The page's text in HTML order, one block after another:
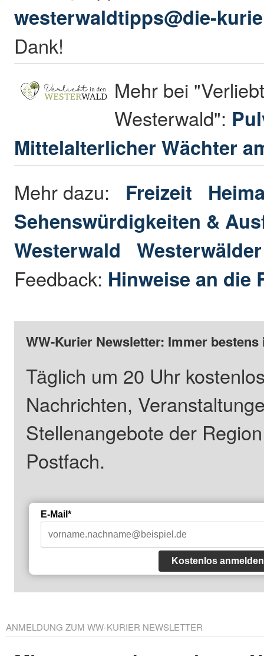
westerwaldtipps@die-
Dank!
Mehr bei
Westerwald":
Mittelalterlicher Wächter
Mehr dazu: Freizeit
Sehenswürdigkeiten &
Westerwald
Feedback: Hinweise an die
WW-Kurier Newsletter: Immer
Täglich um 20 Uhr
Nachrichten,
Stellenangebote der
Postfach.
E-Mail*
Kostenlos anmelden
ANMELDUNG ZUM WW-KURIER NEWSLETTER